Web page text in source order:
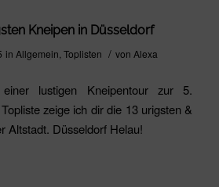
Kneipen in Düsseldorf
in Allgemein Toplisten / von Alexa
lustigen Kneipentour zur 5.
zeige ich dir die 13 urigsten &
Altstadt. Düsseldorf Helau!